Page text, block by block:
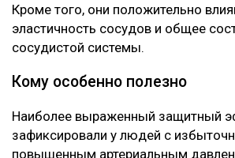
Кроме того, они положительно
эластичность сосудов и общее
сосудистой системы.
Кому особенно полезно
Наиболее выраженный защитный
зафиксировали у людей с
повышенным артериальным